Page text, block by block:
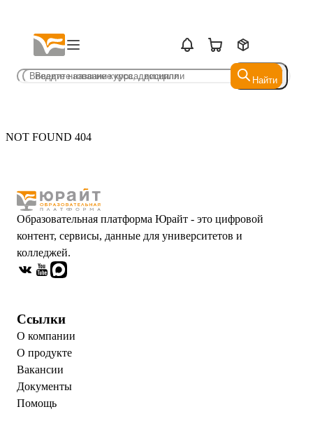
Найти
Найти
NOT FOUND 404
Образовательная платформа Юрайт - это цифровой
контент, сервисы, данные для университетов и
колледжей.
Ссылки
О компании
О продукте
Вакансии
Документы
Помощь